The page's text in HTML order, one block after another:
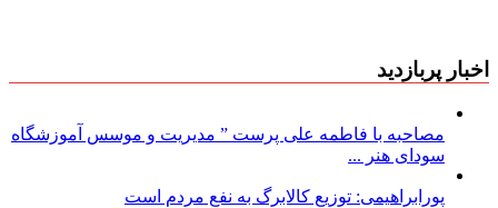
اخبار پربازدید
مصاحبه با فاطمه علی پرست ” مدیریت و موسس آموزشگاه
سودای هنر ...
پورابراهیمی: توزیع کالابرگ به نفع مردم است